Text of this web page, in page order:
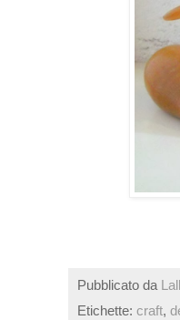
Pubblicato da
Etichette: craft,